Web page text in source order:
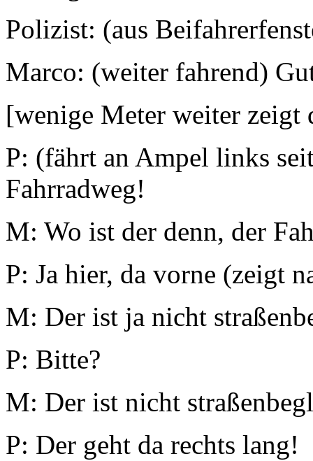
Polizist: (aus
Marco: (weiter fahrend)
[wenige Meter weiter zeigt
P: (fährt an Ampel links
Fahrradweg!
M: Wo ist der denn, der
P: Ja hier, da vorne (zeigt
M: Der ist ja nicht
P: Bitte?
M: Der ist nicht
P: Der geht da rechts lang!